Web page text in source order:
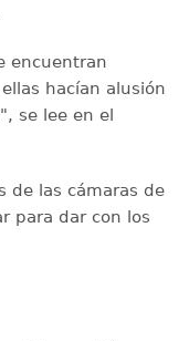
encuentran
hacían alusión
se lee en el
de las cámaras de
para dar con los